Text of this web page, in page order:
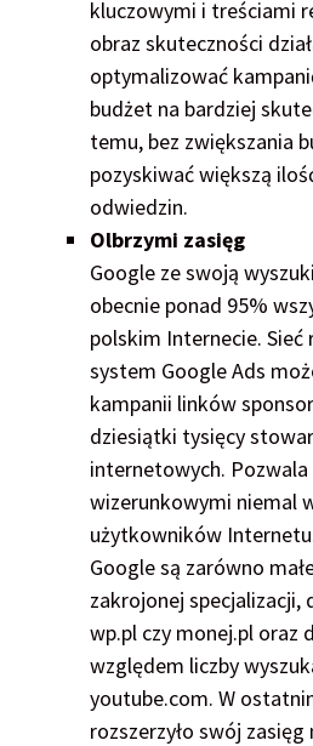
kluczowymi i treściami
obraz skuteczności
optymalizować
budżet na bardziej
temu, bez zwiększania
pozyskiwać większą
odwiedzin.
Olbrzymi zasięg
Google ze swoją
obecnie ponad 95%
polskim Internecie.
system Google Ads
kampanii linków
dziesiątki tysięcy
internetowych.
wizerunkowymi niemal
użytkowników
Google są zarówno
zakrojonej specjalizacji,
wp.pl czy monej.pl oraz
względem liczby
youtube.com. W
rozszerzyło swój zasięg